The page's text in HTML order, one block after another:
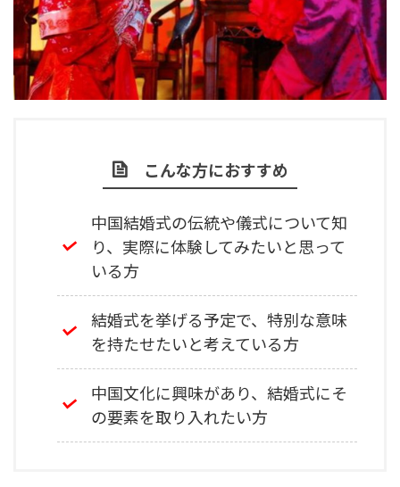
こんな方におすすめ
中国結婚式の伝統や儀式について知
り、実際に体験してみたいと思って
いる方
結婚式を挙げる予定で、特別な意味
を持たせたいと考えている方
中国文化に興味があり、結婚式にそ
の要素を取り入れたい方